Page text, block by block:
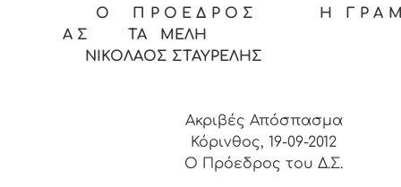
Ο Π Ρ Ο Ε Δ Ρ Ο Σ Η Γ Ρ Α Μ
Α Σ ΤΑ ΜΕΛΗ
ΝΙΚΟΛΑΟΣ ΣΤΑΥΡΕΛΗΣ
Ακριβές Απόσπασμα
Κόρινθος, 19-09-2012
O Πρόεδρος του Δ.Σ.